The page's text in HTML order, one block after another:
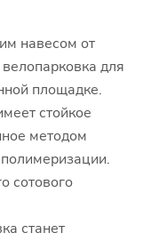
навесом от
для
площадке.
стойкое
методом
сотового
станет